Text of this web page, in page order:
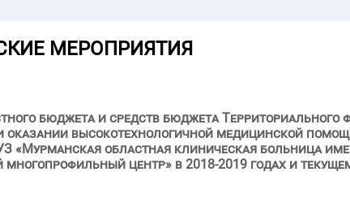
МЕРОПРИЯТИЯ
бюджета и средств бюджета Территориального
оказании высокотехнологичной медицинской
«Мурманская областная клиническая больница
центр» в 2018-2019 годах и